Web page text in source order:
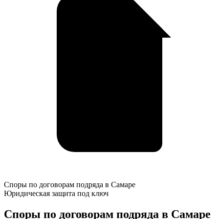
Споры
по
подряда
Споры по договорам подряда в Самаре
Юридическая защита под ключ
Споры по договорам подряда в Самаре